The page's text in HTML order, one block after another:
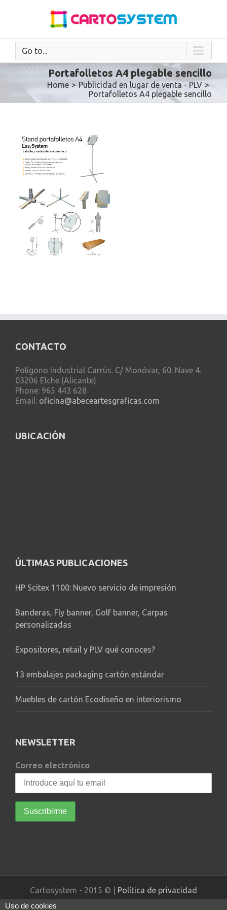
Go to...
Portafolletos A4 plegable sencillo
Home > Publicidad en lugar de venta - PLV >
Portafolletos A4 plegable sencillo
CONTACTO
Polígono Industrial Carrús. C/ Monóvar, 60. Nave 4.
03206 Elche (Alicante)
Phone: 965 443 628
Email: oficina@abeceartesgraficas.com
UBICACIÓN
ÚLTIMAS PUBLICACIONES
HP Scitex 1100: Nuevo servicio de impresión
Banderas, Fly banner, Golf banner, Carpas
personalizadas
Expositores, retail y PLV qué conoces?
13 embalajes packaging cartón estándar
Muebles de cartón Ecodiseño en interiorismo
NEWSLETTER
Correo electrónico
Cartosystem - 2015 © | Política de privacidad
Uso de cookies